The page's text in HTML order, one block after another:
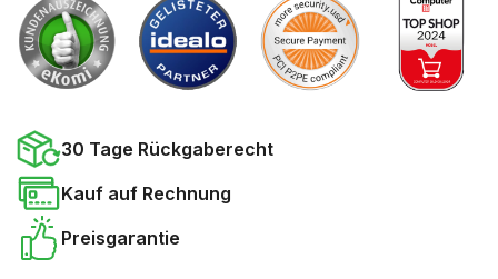
30 Tage Rückgaberecht
Kauf auf Rechnung
Preisgarantie